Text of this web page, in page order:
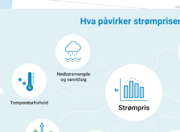
Hva påvirker strømprisen?
Er du nysgjerrig på hva og hvem som egentlig
strømmen koster?
Les mer